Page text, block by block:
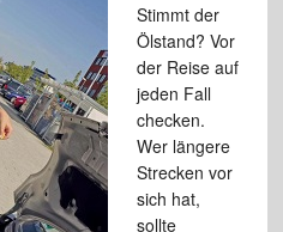
Stimmt der
Ölstand? Vor
der Reise auf
jeden Fall
checken.
Wer längere
Strecken vor
sich hat,
sollte